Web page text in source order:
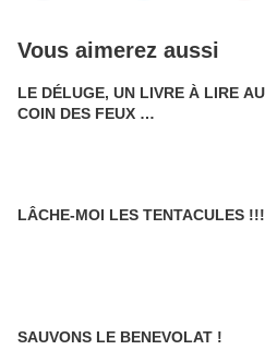
Vous aimerez aussi
LE DÉLUGE, UN LIVRE À LIRE AU
COIN DES FEUX …
LÂCHE-MOI LES TENTACULES !!!
SAUVONS LE BENEVOLAT !